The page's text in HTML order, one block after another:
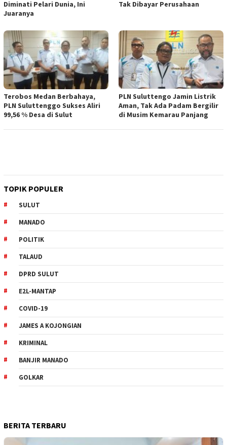
Diminati Pelari Dunia, Ini
Juaranya
Tak Dibayar Perusahaan
Terobos Medan Berbahaya,
PLN Suluttenggo Sukses Aliri
99,56 % Desa di Sulut
PLN Suluttengo Jamin Listrik
Aman, Tak Ada Padam Bergilir
di Musim Kemarau Panjang
TOPIK POPULER
SULUT
MANADO
POLITIK
TALAUD
DPRD SULUT
E2L-MANTAP
COVID-19
JAMES A KOJONGIAN
KRIMINAL
BANJIR MANADO
GOLKAR
BERITA TERBARU